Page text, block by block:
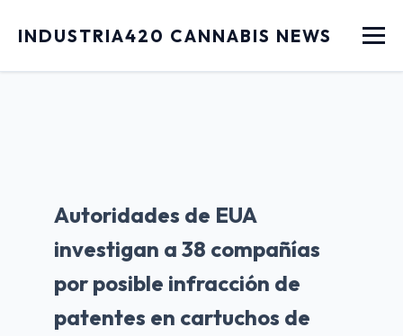
INDUSTRIA420 CANNABIS NEWS Menu
Autoridades de EUA
investigan a 38 compañías
por posible infracción de
patentes en cartuchos de